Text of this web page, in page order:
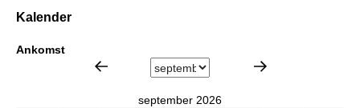
Kalender
Ankomst
september 2026